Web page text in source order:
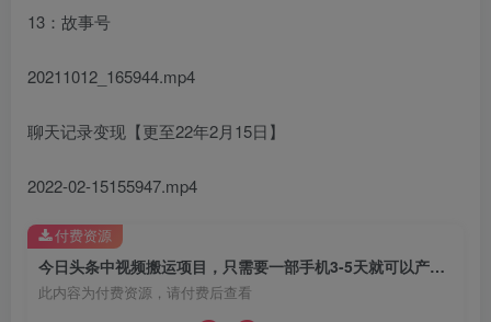
13：故事号
20211012_165944.mp4
聊天记录变现【更至22年2月15日】
2022-02-15155947.mp4
今日头条中视频搬运项目，只需要一部手机3-5天就可以产生利润（价值2800）
此内容为付费资源，请付费后查看
付费资源